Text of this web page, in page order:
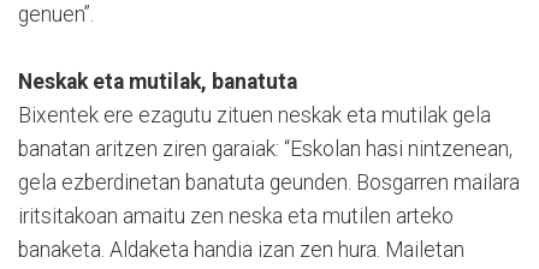
genuen”.
Neskak eta mutilak, banatuta
Bixentek ere ezagutu zituen neskak eta mutilak gela
banatan aritzen ziren garaiak: “Eskolan hasi nintzenean,
gela ezberdinetan banatuta geunden. Bosgarren mailara
iritsitakoan amaitu zen neska eta mutilen arteko
banaketa. Aldaketa handia izan zen hura. Mailetan